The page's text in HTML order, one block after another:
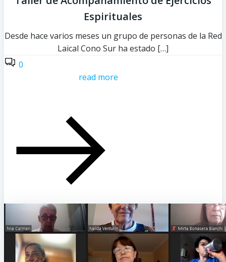
Espirituales
Desde hace varios meses un grupo de personas de la Red
Laical Cono Sur ha estado […]
0
read more